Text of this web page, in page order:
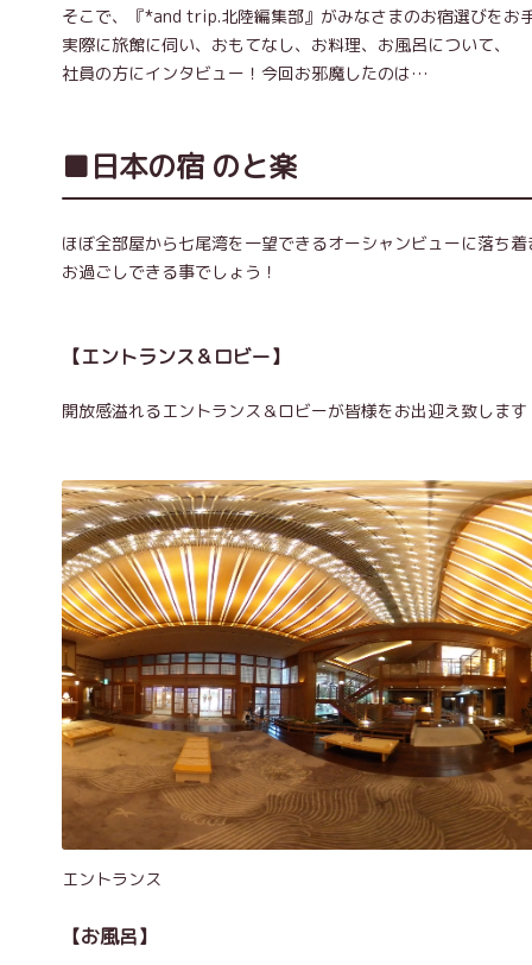
そこで、『*and trip.北陸編集部』がみなさまのお宿選びをお
実際に旅館に伺い、おもてなし、お料理、お風呂について、
社員の方にインタビュー！今回お邪魔したのは…
■日本の宿 のと楽
ほぼ全部屋から七尾湾を一望できるオーシャンビューに落ち
お過ごしできる事でしょう！
【エントランス＆ロビー】
開放感溢れるエントランス＆ロビーが皆様をお出迎え致しま
エントランス
【お風呂】